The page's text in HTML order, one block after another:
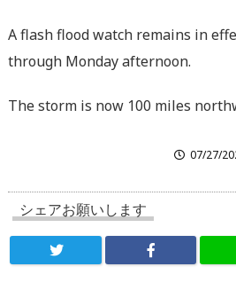
A flash flood watch remains in
through Monday afternoon.
The storm is now 100 miles
07/27/
シェアお願いします